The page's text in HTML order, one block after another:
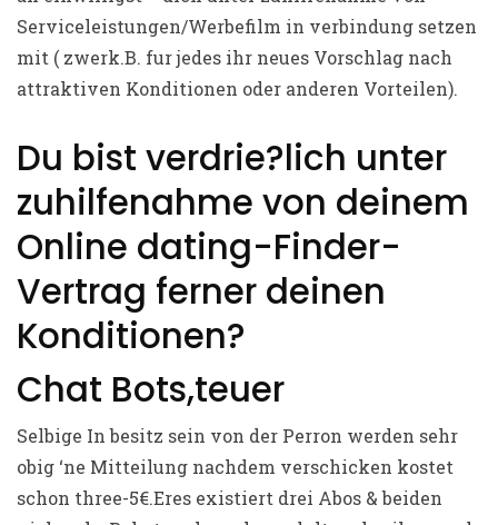
Serviceleistungen/Werbefilm in verbindung setzen
mit ( zwerk.B. fur jedes ihr neues Vorschlag nach
attraktiven Konditionen oder anderen Vorteilen).
Du bist verdrie?lich unter
zuhilfenahme von deinem
Online dating-Finder-
Vertrag ferner deinen
Konditionen?
Chat Bots,teuer
Selbige In besitz sein von der Perron werden sehr
obig ‘ne Mitteilung nachdem verschicken kostet
schon three-5€.Eres existiert drei Abos & beiden